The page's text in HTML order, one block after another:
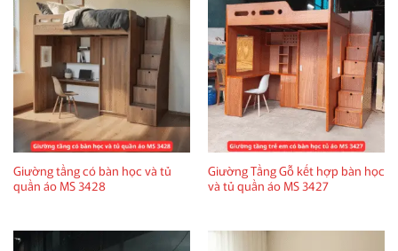
Giường tầng có bàn học và tủ
quần áo MS 3428
Giường Tầng Gỗ kết hợp bàn học
và tủ quần áo MS 3427